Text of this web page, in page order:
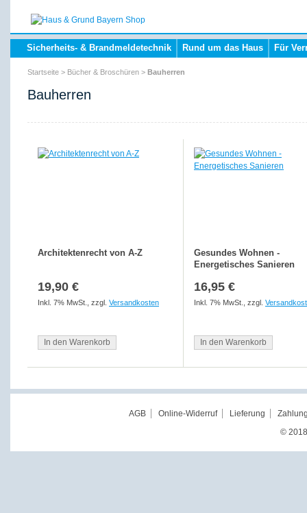
Sicherheits- & Brandmeldetechnik Rund um das Haus Für
Startseite > Bücher & Broschüren > Bauherren
Bauherren
Architektenrecht von A-Z
19,90 €
Inkl. 7% MwSt. zzgl. Versandkosten
In den Warenkorb
Gesundes Wohnen -
Energetisches Sanieren
16,95 €
Inkl. 7% MwSt. zzgl.
In den Warenkorb
AGB Online-Widerruf Lieferung
©